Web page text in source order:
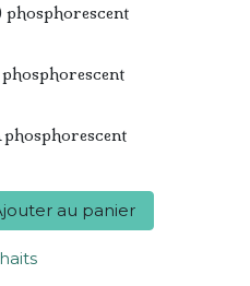
phosphorescent
phosphorescent
phosphorescent
au panier